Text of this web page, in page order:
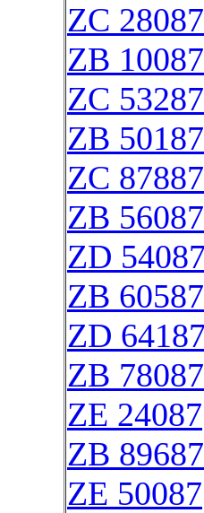
ZC 28087
ZB 10087
ZC 53287
ZB 50187
ZC 87887
ZB 56087
ZD
ZB 60587
ZD
ZB 78087
ZE 24087
ZB 89687
ZE 50087